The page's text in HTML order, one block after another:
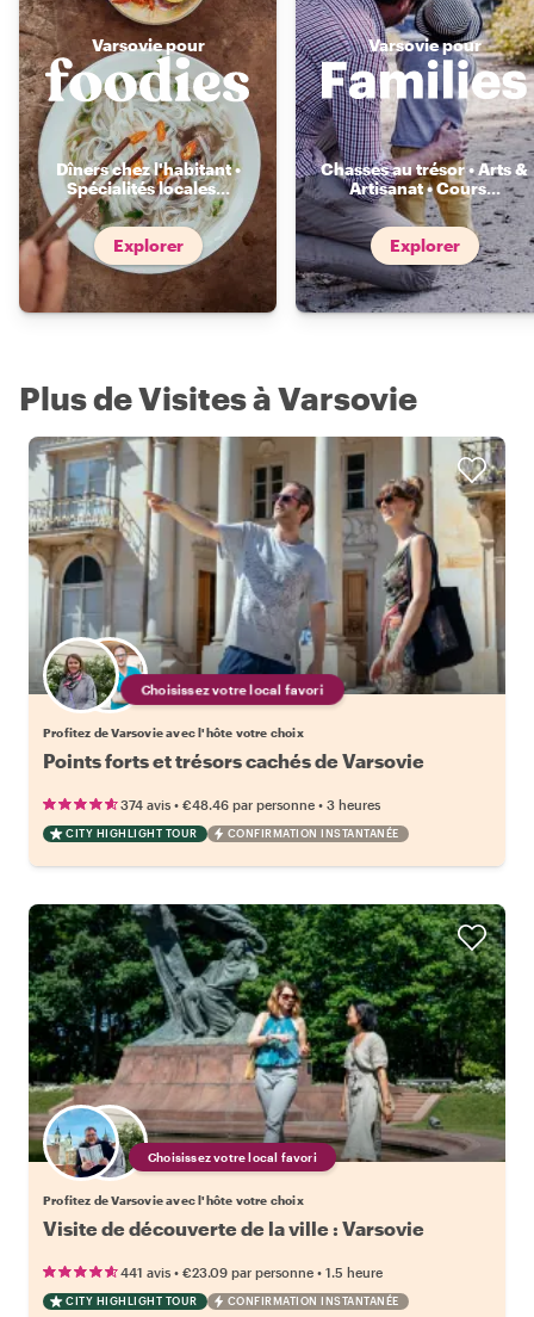
Varsovie pour
Dîners chez l'habitant •
Spécialités locales...
Explorer
Varsovie pour
Chasses au trésor • Arts &
Artisanat • Cours...
Explorer
Plus de Visites à Varsovie
Choisissez votre local favori
Profitez de Varsovie avec l'hôte votre choix
Points forts et trésors cachés de Varsovie
374 avis • €48.46 par personne • 3 heures
CITY HIGHLIGHT TOUR CONFIRMATION INSTANTANÉE
Choisissez votre local favori
Profitez de Varsovie avec l'hôte votre choix
Visite de découverte de la ville : Varsovie
441 avis • €23.09 par personne • 1.5 heure
CITY HIGHLIGHT TOUR CONFIRMATION INSTANTANÉE